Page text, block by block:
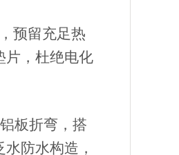
预留充足热
片，杜绝电化
铝板折弯，搭
防水构造，